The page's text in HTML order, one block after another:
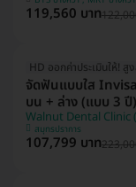
119,560 บาท
จัดฟันแบบใส
บน + ล่าง (แบบ 3 ปี)
Walnut Dental Clinic
สมุทรปราการ
107,799 บาท